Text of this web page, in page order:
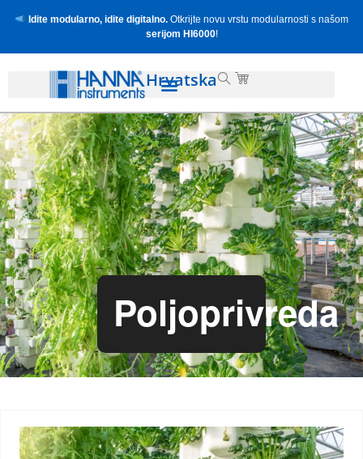
Idite modularno, idite digitalno.Otkrijte novu vrstu modularnosti s našom
serijom HI6000!
Hrvatska
Poljoprivreda